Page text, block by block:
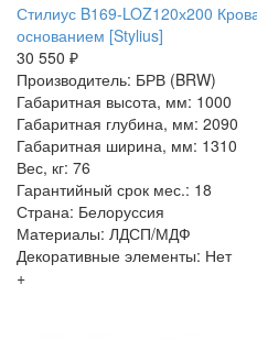
Стилиус B169-LOZ120х200
основанием [Stylius]
30 550 ₽
Производитель: БРВ (BRW)
Габаритная высота, мм: 1000
Габаритная глубина, мм: 2090
Габаритная ширина, мм: 1310
Вес, кг: 76
Гарантийный срок мес.: 18
Страна: Белоруссия
Материалы: ЛДСП/МДФ
Декоративные элементы: Нет
+